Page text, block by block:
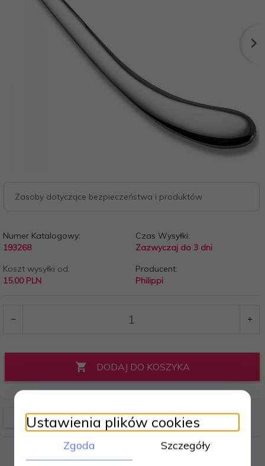
Zasoby dotyczące bezpieczeństwa i produktów
Numer Katalogowy:
193268
Czas Wysyłki:
Zazwyczaj do 3 dni
Koszt wysyłki od:
15.00 PLN
Producent:
Philippi
DODAJ DO KOSZYKA
Ustawienia plików cookies
Zgoda Szczegóły